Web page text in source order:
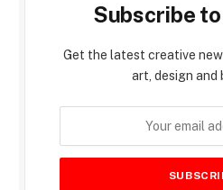
Subscribe
Get the latest creative
art, design and